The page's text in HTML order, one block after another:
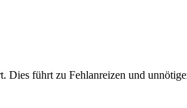
Dies führt zu Fehlanreizen und